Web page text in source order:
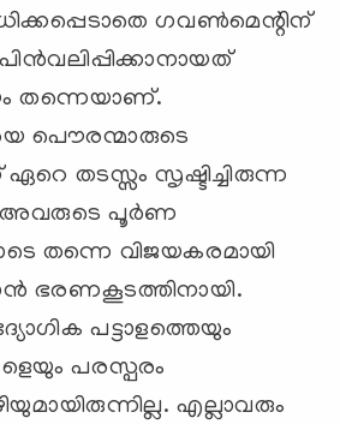
ഗവണ്‍മെന്റിന്
തന്നെയാണ്.
പൌരന്മാരുടെ
ഏറെ തടസ്സം സൃഷ്ടിച്ചിരുന്ന
അവരുടെ പൂര്‍ണ
തന്നെ വിജയകരമായി
ഭരണകൂടത്തിനായി.
പട്ടാളത്തെയും
പരസ്പരം
എല്ലാവരും